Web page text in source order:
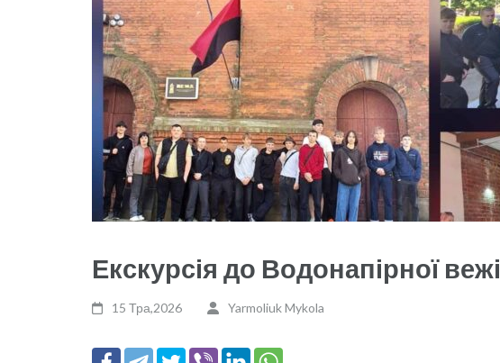
Екскурсія до Водонапірної вежі
15 Тра,2026 Yarmoliuk Mykola